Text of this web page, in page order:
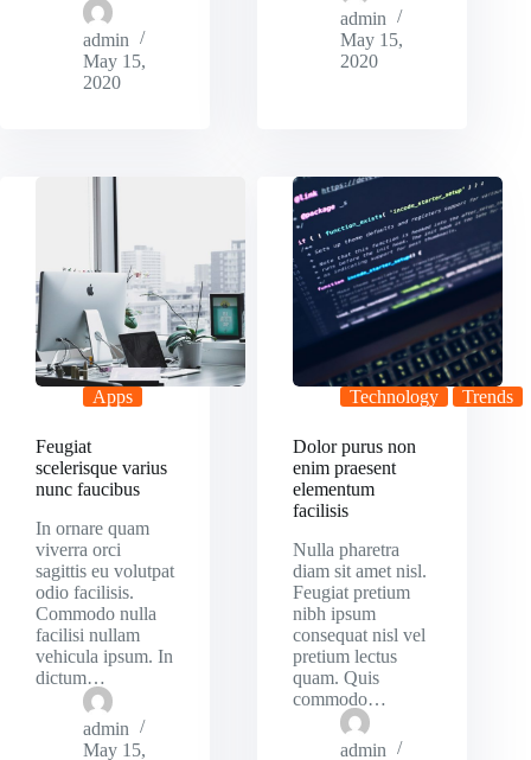
admin
May 15,
2020
admin
May 15,
2020
Apps
Feugiat
scelerisque varius
nunc faucibus
In ornare quam
viverra orci
sagittis eu volutpat
odio facilisis.
Commodo nulla
facilisi nullam
vehicula ipsum. In
dictum…
admin
May 15,
Technology Trends
Dolor purus non
enim praesent
elementum
facilisis
Nulla pharetra
diam sit amet nisl.
Feugiat pretium
nibh ipsum
consequat nisl vel
pretium lectus
quam. Quis
commodo…
admin